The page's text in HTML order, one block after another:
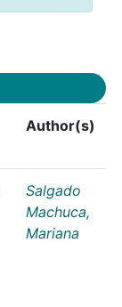
Author(s)
Salgado
Machuca,
Mariana